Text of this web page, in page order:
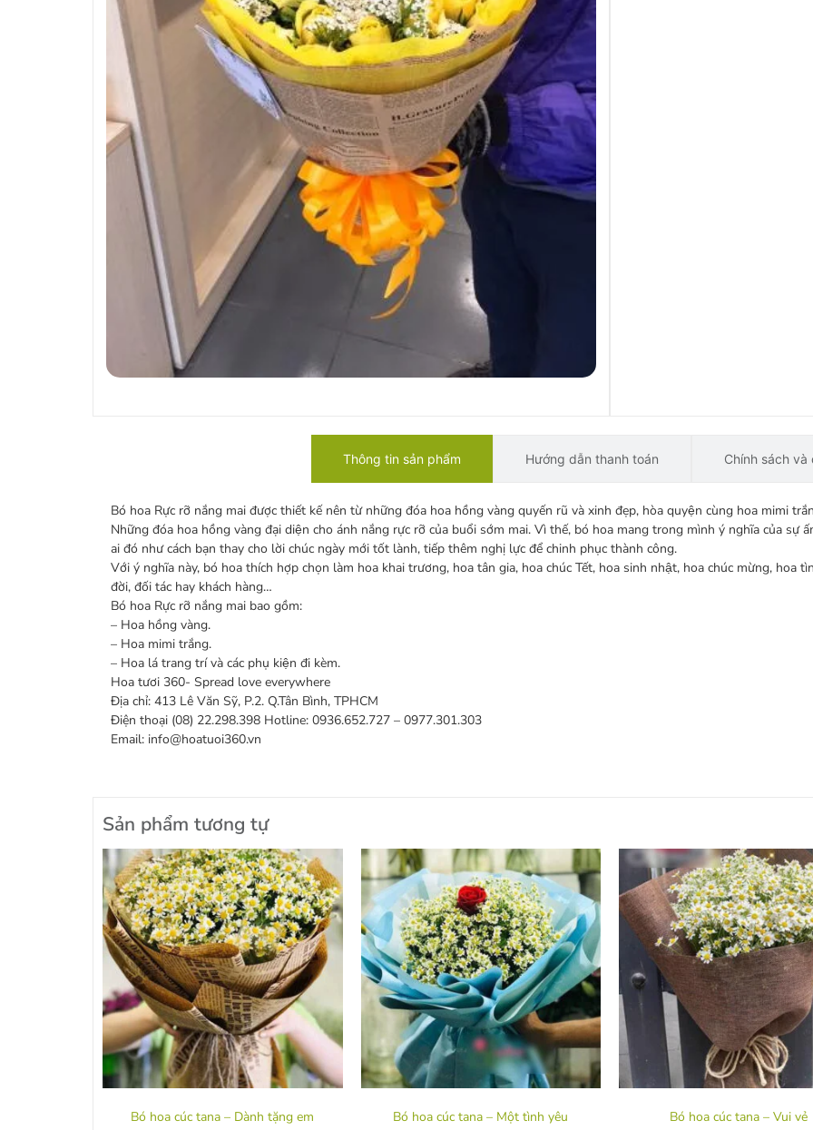
Thông tin sản phẩm Hướng dẫn thanh toán Chính sách và
Bó hoa Rực rỡ nắng mai được thiết kế nên từ những đóa hoa hồng vàng quyến rũ và xinh đẹp, hòa quyện cùng hoa mimi
Những đóa hoa hồng vàng đại diện cho ánh nắng rực rỡ của buổi sớm mai. Vì thế, bó hoa mang trong mình ý nghĩa của sự
ai đó như cách bạn thay cho lời chúc ngày mới tốt lành, tiếp thêm nghị lực để chinh phục thành công.
Với ý nghĩa này, bó hoa thích hợp chọn làm hoa khai trương, hoa tân gia, hoa chúc Tết, hoa sinh nhật, hoa chúc mừng, hoa
đời, đối tác hay khách hàng…
Bó hoa Rực rỡ nắng mai bao gồm:
– Hoa hồng vàng.
– Hoa mimi trắng.
– Hoa lá trang trí và các phụ kiện đi kèm.
Hoa tươi 360- Spread love everywhere
Địa chỉ: 413 Lê Văn Sỹ, P.2. Q.Tân Bình, TPHCM
Điện thoại (08) 22.298.398 Hotline: 0936.652.727 – 0977.301.303
Email: info@hoatuoi360.vn
Sản phẩm tương tự
Bó hoa cúc tana – Dành tặng em Bó hoa cúc tana – Một tình yêu Bó hoa cúc tana – Vui vẻ